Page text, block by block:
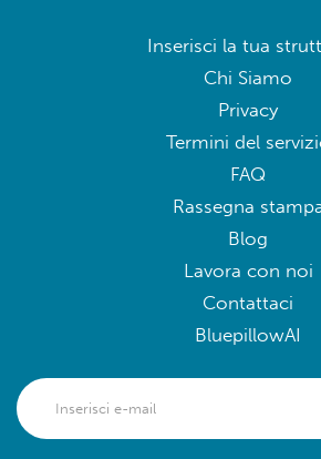
Inserisci la tua
Chi Siamo
Privacy
Termini del
FAQ
Rassegna
Blog
Lavora con noi
Contattaci
BluepillowAI